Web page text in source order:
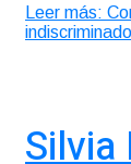
Leer más:
Silvia